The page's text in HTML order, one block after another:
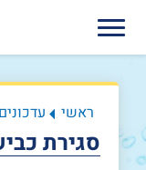
ראשי עדכונים
סגירת